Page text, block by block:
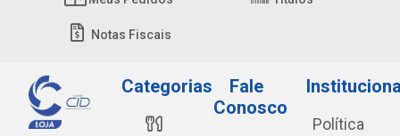
Notas Fiscais
Categorias
Fale
Conosco
Política